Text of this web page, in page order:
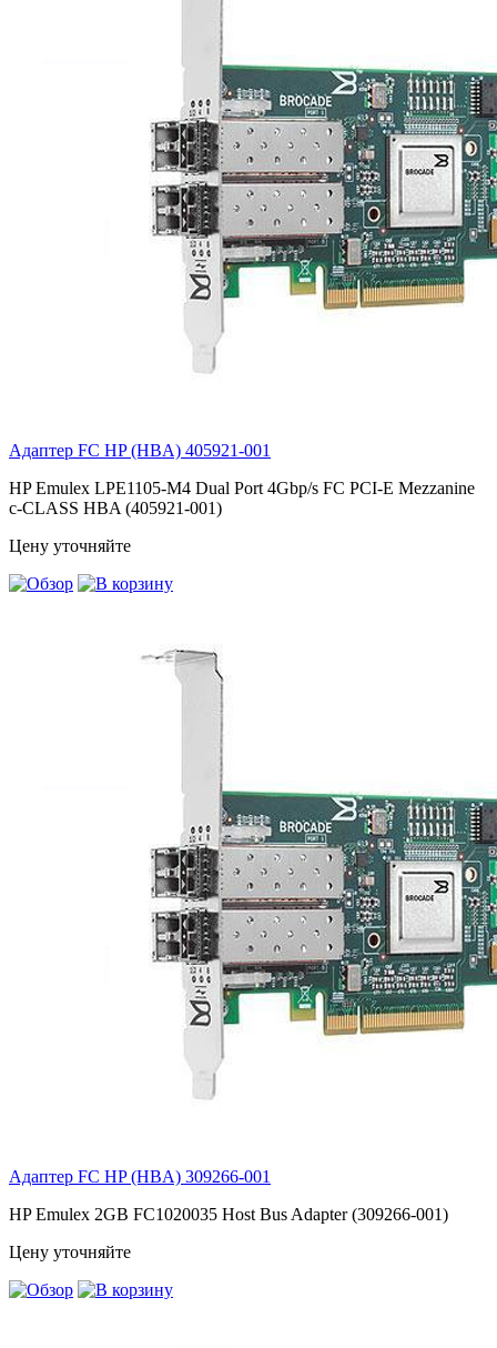
Адаптер FC HP (HBA) 405921-001
HP Emulex LPE1105-M4 Dual Port 4Gbp/s FC PCI-E Mezzanine
c-CLASS HBA (405921-001)
Цену уточняйте
Адаптер FC HP (HBA) 309266-001
HP Emulex 2GB FC1020035 Host Bus Adapter (309266-001)
Цену уточняйте